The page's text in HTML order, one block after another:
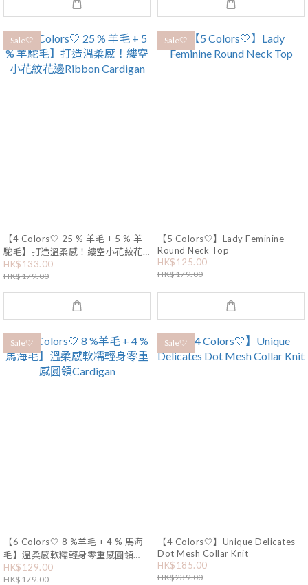
Sale🤍
【4 Colors🤍 25 % 羊毛 + 5 % 羊
駝毛】打造溫柔感！縷空小花紋花
邊Ribbon Cardigan
HK$133.00
HK$179.00
Sale🤍
【5 Colors🤍】Lady Feminine
Round Neck Top
HK$125.00
HK$179.00
Sale🤍
【6 Colors🤍 8 %羊毛 + 4 % 馬海
毛】溫柔感軟糯輕身零重感圓領
Cardigan
HK$129.00
HK$179.00
Sale🤍
【4 Colors🤍】Unique Delicates
Dot Mesh Collar Knit
HK$185.00
HK$239.00